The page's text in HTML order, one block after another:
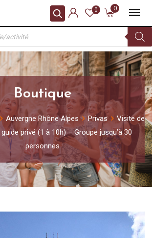
0
0
Boutique
Auvergne Rhône Alpes Privas
Visite de
privé (1 à 10h) – Groupe jusqu’à 30
personnes